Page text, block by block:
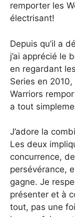
remporter les
électrisant!
Depuis qu’il a
j’ai apprécié le
en regardant
Series en
Warriors
a tout
J’adore la
Les deux
concurrence,
persévérance,
gagne. Je
présenter et à
tout, pas une